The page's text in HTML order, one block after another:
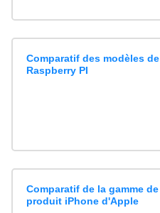
Comparatif des modèles de
Raspberry PI
Comparatif de la gamme de
produit iPhone d'Apple